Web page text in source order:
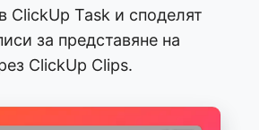
ClickUp Task и споделят
за представяне на
ClickUp Clips.